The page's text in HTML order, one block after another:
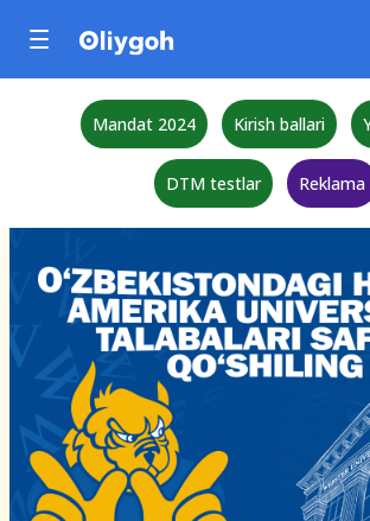
Mandat 2024 Kirish ballari
DTM testlar Reklama